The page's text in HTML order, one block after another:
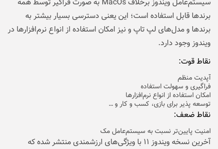
سیستم‌عامل ویندوز برخلاف MacOs به صورت فراگیر توسط همه
برندها قابل استفاده است؛ این یعنی دسترسی بسیار بیشتر به
برندها و مدل‌های لپ تاپ و نیز امکان استفاده از انواع نرم‌افزارها در
ویندوز وجود دارد.
نقاط قوت:
آپدیت منظم
فراگیری و سهولت استفاده
امکان استفاده از انواع نرم‌افزارها
توسعه پذیر برای بازی، کسب و کار و …
نقاط ضعف:
امنیت پایین‌تر نسبت به سیستم‌عامل مک
آخرین نسخه ویندوز ۱۱ با ویژگی‌های ارزشمندی منتشر شده که